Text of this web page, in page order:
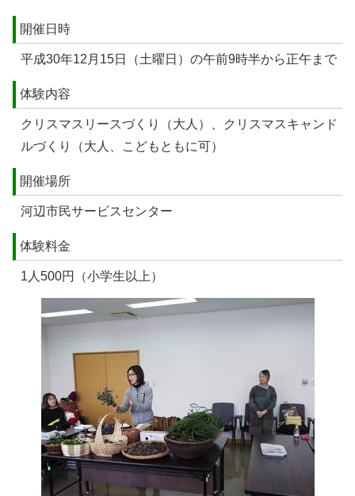
開催日時
平成30年12月15日（土曜日）の午前9時半から正午まで
体験内容
クリスマスリースづくり（大人）、クリスマスキャンド
ルづくり（大人、こどもともに可）
開催場所
河辺市民サービスセンター
体験料金
1人500円（小学生以上）